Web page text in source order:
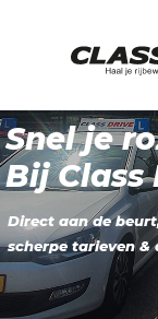
Direct aan de
scherpe tarieven &